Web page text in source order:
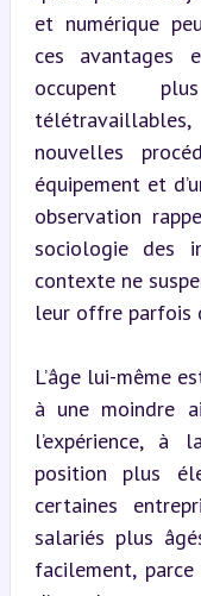
et numérique
ces avantages
occupent
nouvelles
équipement et
observation
sociologie des
contexte ne
leur offre parfois
L’âge lui-même
à une moindre
l’expérience,
position plus
certaines
salariés plus
facilement,